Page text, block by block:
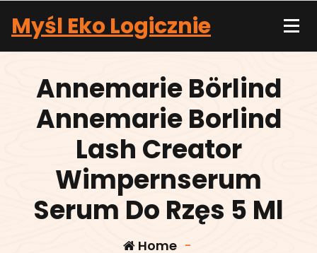
content
Myśl Eko Logicznie
Annemarie Börlind
Annemarie Borlind
Lash Creator
Wimpernserum
Serum Do Rzęs 5 Ml
Home -